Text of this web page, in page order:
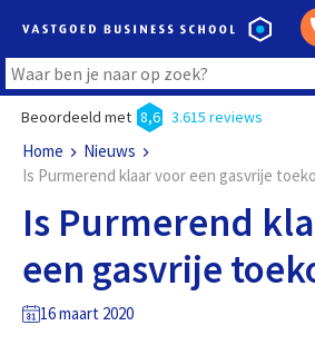
Beoordeeld met 8,6 3.615 reviews
Home
Nieuws
Is Purmerend klaar voor een gasvrije
Is Purmerend
een gasvrije
16 maart 2020